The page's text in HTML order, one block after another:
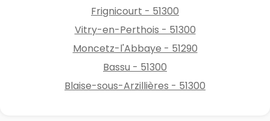
Frignicourt - 51300
Vitry-en-Perthois - 51300
Moncetz-l'Abbaye - 51290
Bassu - 51300
Blaise-sous-Arzillières - 51300